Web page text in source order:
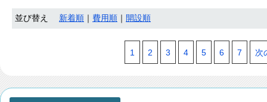
並び替え 新着順 費用順 開設順
1 2 3 4 5 6 7 次